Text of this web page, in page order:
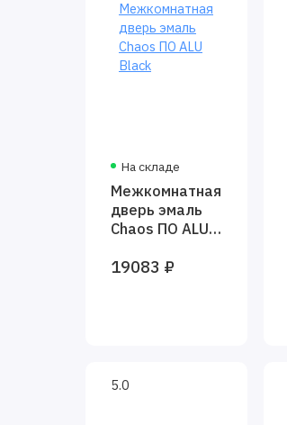
На складе
Межкомнатная
дверь эмаль
Chaos ПО ALU
19083 ₽
5.0